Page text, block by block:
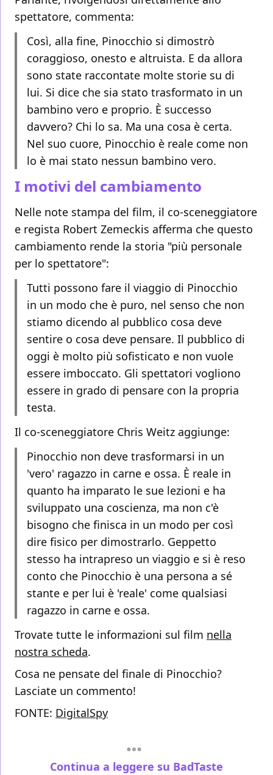
spettatore, commenta:
Così, alla fine, Pinocchio si dimostrò
coraggioso, onesto e altruista. E da allora
sono state raccontate molte storie su di
lui. Si dice che sia stato trasformato in un
bambino vero e proprio. È successo
davvero? Chi lo sa. Ma una cosa è certa.
Nel suo cuore, Pinocchio è reale come non
lo è mai stato nessun bambino vero.
I motivi del cambiamento
Nelle note stampa del film, il co-sceneggiatore
e regista Robert Zemeckis afferma che questo
cambiamento rende la storia "più personale
per lo spettatore":
Tutti possono fare il viaggio di Pinocchio
in un modo che è puro, nel senso che non
stiamo dicendo al pubblico cosa deve
sentire o cosa deve pensare. Il pubblico di
oggi è molto più sofisticato e non vuole
essere imboccato. Gli spettatori vogliono
essere in grado di pensare con la propria
testa.
Il co-sceneggiatore Chris Weitz aggiunge:
Pinocchio non deve trasformarsi in un
'vero' ragazzo in carne e ossa. È reale in
quanto ha imparato le sue lezioni e ha
sviluppato una coscienza, ma non c'è
bisogno che finisca in un modo per così
dire fisico per dimostrarlo. Geppetto
stesso ha intrapreso un viaggio e si è reso
conto che Pinocchio è una persona a sé
stante e per lui è 'reale' come qualsiasi
ragazzo in carne e ossa.
Trovate tutte le informazioni sul film nella
nostra scheda.
Cosa ne pensate del finale di Pinocchio?
Lasciate un commento!
FONTE: DigitalSpy
Continua a leggere su BadTaste